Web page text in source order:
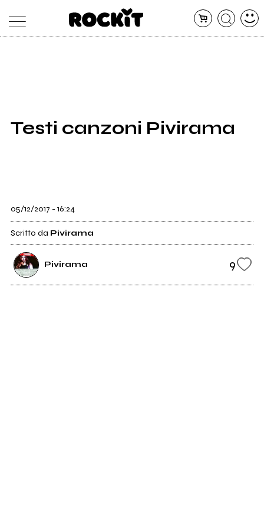
SHOP
Testi canzoni Pivirama
05/12/2017 - 16:24
Scritto da Pivirama
Pivirama 9